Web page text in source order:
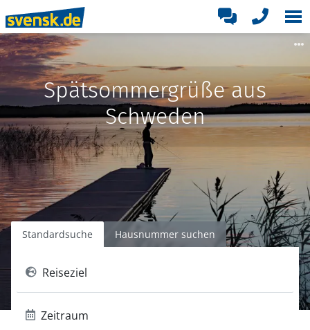
Spätsommergrüße aus
Schweden
Standardsuche Hausnummer suchen
Reiseziel
Zeitraum